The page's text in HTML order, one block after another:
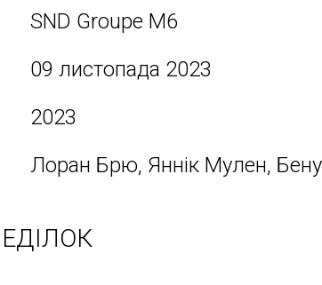
SND Groupe M6
09 листопада 2023
2023
Лоран Брю, Яннік Мулен,